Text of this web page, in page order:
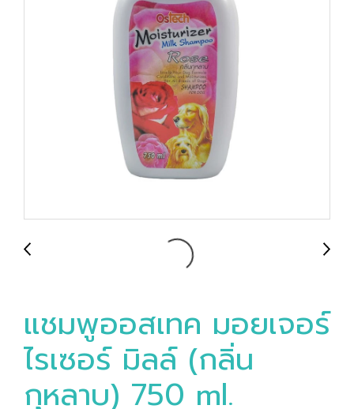
แชมพูออสเทค มอยเจอร์
ไรเซอร์ มิลล์ (กลิ่น
กุหลาบ) 750 ml.